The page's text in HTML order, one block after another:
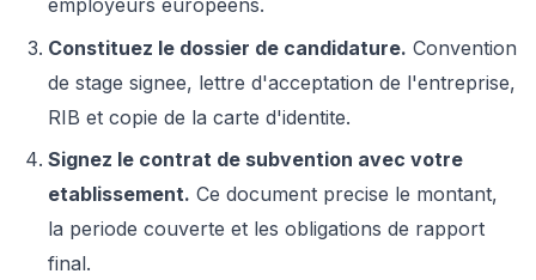
employeurs europeens.
Constituez le dossier de candidature. Convention
de stage signee, lettre d'acceptation de l'entreprise,
RIB et copie de la carte d'identite.
Signez le contrat de subvention avec votre
etablissement. Ce document precise le montant,
la periode couverte et les obligations de rapport
final.